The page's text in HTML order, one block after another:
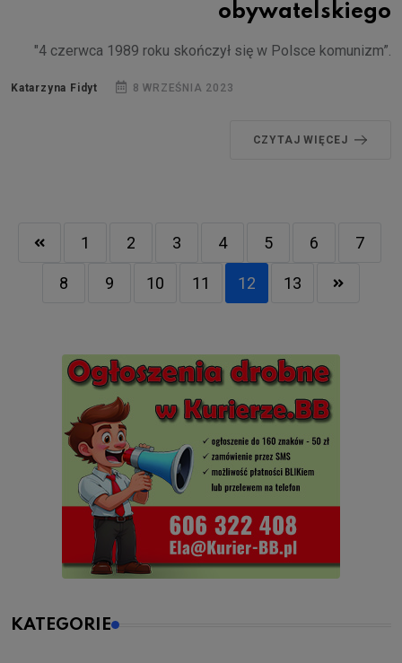
obywatelskiego
"4 czerwca 1989 roku skończył się w Polsce komunizm”.
Katarzyna Fidyt 8 WRZEŚNIA 2023
CZYTAJ WIĘCEJ
1 2 3 4 5 6 7
8 9 10 11 12 13
KATEGORIE